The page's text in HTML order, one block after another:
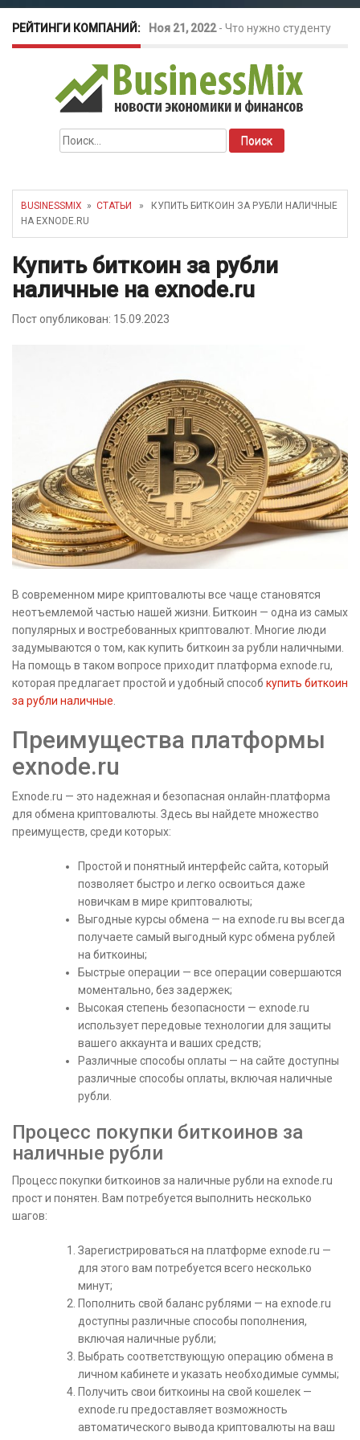
РЕЙТИНГИ КОМПАНИЙ: Ноя 21, 2022- Что нужно студенту
для открытия бизнеса?
Окт 26, 2022-Телефония для
amoCRM: лучшие инструменты для
бизнеса
как защитить свой бизнес?
Найти:
BUSINESSMIX » СТАТЬИ
» КУПИТЬ БИТКОИН ЗА РУБЛИ НАЛИЧНЫЕ
НА EXNODE.RU
Купить биткоин за рубли
наличные на exnode.ru
Пост опубликован: 15.09.2023
В современном мире криптовалюты все чаще становятся
неотъемлемой частью нашей жизни. Биткоин — одна из самых
популярных и востребованных криптовалют. Многие люди
задумываются о том, как купить биткоин за рубли наличными.
На помощь в таком вопросе приходит платформа exnode.ru,
которая предлагает простой и удобный способ купить биткоин
за рубли наличные
Преимущества платформы
exnode.ru
Exnode.ru — это надежная и безопасная онлайн-платформа
для обмена криптовалюты. Здесь вы найдете множество
преимуществ, среди которых:
Простой и понятный интерфейс сайта, который
позволяет быстро и легко освоиться даже
новичкам в мире криптовалюты;
Выгодные курсы обмена — на exnode.ru вы всегда
получаете самый выгодный курс обмена рублей
на биткоины;
Быстрые операции — все операции совершаются
моментально, без задержек;
Высокая степень безопасности — exnode.ru
использует передовые технологии для защиты
вашего аккаунта и ваших средств;
Различные способы оплаты — на сайте доступны
различные способы оплаты, включая наличные
рубли.
Процесс покупки биткоинов за
наличные рубли
Процесс покупки биткоинов за наличные рубли на exnode.ru
прост и понятен. Вам потребуется выполнить несколько
шагов:
Зарегистрироваться на платформе exnode.ru —
для этого вам потребуется всего несколько
минут;
Пополнить свой баланс рублями — на exnode.ru
доступны различные способы пополнения,
включая наличные рубли;
Выбрать соответствующую операцию обмена в
личном кабинете и указать необходимые суммы;
Получить свои биткоины на свой кошелек —
exnode.ru предоставляет возможность
автоматического вывода криптовалюты на ваш